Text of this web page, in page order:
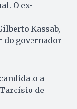
O ex-
Kassab,
governador
a
de